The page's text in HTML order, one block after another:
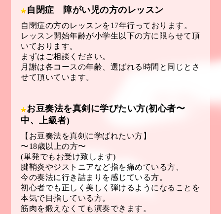
自閉症 障がい児の方のレッスン
自閉症の方のレッスンを17年行っております。
レッスン開始年齢が小学生以下の方に限らせて頂
いております。
まずはご相談ください。
月謝は各コースの年齢、選ばれる時間と同じとさ
せて頂いています。
お豆奏法を真剣に学びたい方(初心者〜
中、上級者)
【お豆奏法を真剣に学ばれたい方】
〜18歳以上の方〜
(単発でもお受け致します)
腱鞘炎やジストニアなど指を痛めている方、
今の奏法に行き詰まりを感じている方。
初心者でも正しく美しく弾けるようになることを
本気で目指している方。
筋肉を鍛えなくても演奏できます。